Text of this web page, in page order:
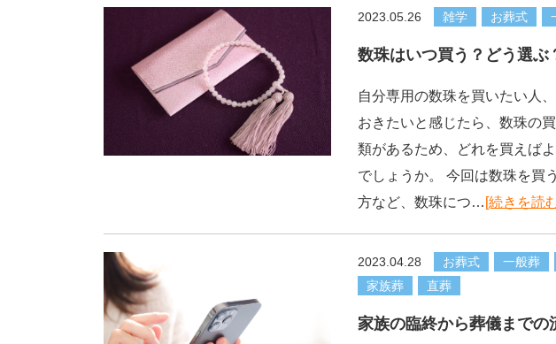
2023.05.26 雑学 お葬式
数珠はいつ買う？どう選
自分専用の数珠を買いたい人
おきたいと感じたら、数珠の
類があるため、どれを買えば
でしょうか。 今回は数珠を買
方など、数珠につ… [続きを読
2023.04.28 お葬式 一般葬
家族葬
直葬
家族の臨終から葬儀まで